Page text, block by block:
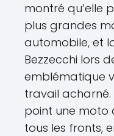
montré qu’elle
plus grandes
automobile, et
Bezzecchi lors
emblématique
travail
point une moto
tous les fronts,